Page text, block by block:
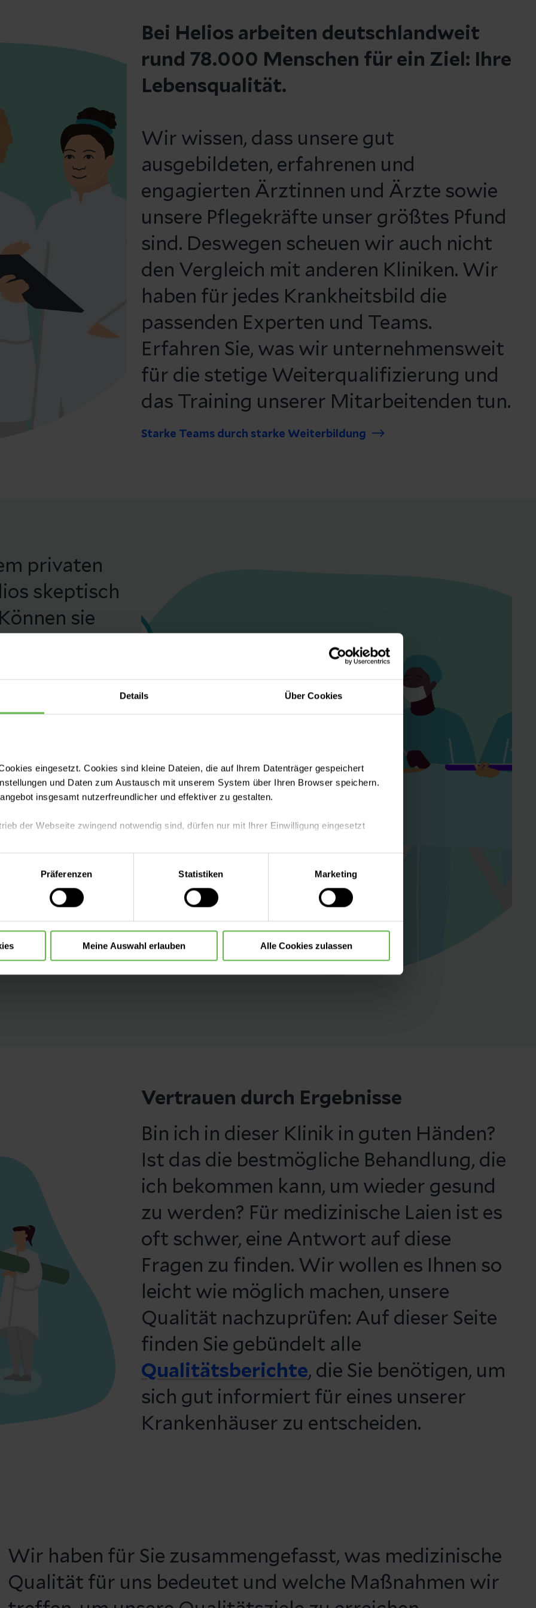
Details Über Cookies
eingesetzt. Cookies sind kleine Dateien, die auf Ihrem Datenträger gespeichert
und Daten zum Austausch mit unserem System über Ihren Browser speichern.
insgesamt nutzerfreundlicher und effektiver zu gestalten.
der Webseite zwingend notwendig sind, dürfen nur mit Ihrer Einwilligung eingesetzt
mit nur den notwendigen Cookies zu benutzen, eine individuelle Auswahl hinsichtlich der
treffen oder durch Auswahl von „Alle Cookies akzeptieren“ in die Verwendung aller Cookies
können Sie jederzeit ändern oder widerrufen.
Präferenzen Statistiken Marketing
Meine Auswahl erlauben Alle Cookies zulassen
Bei Helios arbeiten deutschlandweit
rund 78.000 Menschen für ein Ziel: Ihre
Lebensqualität.
Wir wissen, dass unsere gut
ausgebildeten, erfahrenen und
engagierten Ärztinnen und Ärzte sowie
unsere Pflegekräfte unser größtes Pfund
sind. Deswegen scheuen wir auch nicht
den Vergleich mit anderen Kliniken. Wir
haben für jedes Krankheitsbild die
passenden Experten und Teams.
Erfahren Sie, was wir unternehmensweit
für die stetige Weiterqualifizierung und
das Training unserer Mitarbeitenden tun.
Starke Teams durch starke Weiterbildung
privaten
skeptisch
sie
Jahre
von
gemacht
deutscher
wir in
Sicherheit
Vertrauen durch Ergebnisse
Bin ich in dieser Klinik in guten Händen?
Ist das die bestmögliche Behandlung, die
ich bekommen kann, um wieder gesund
zu werden? Für medizinische Laien ist es
oft schwer, eine Antwort auf diese
Fragen zu finden. Wir wollen es Ihnen so
leicht wie möglich machen, unsere
Qualität nachzuprüfen: Auf dieser Seite
finden Sie gebündelt alle
Qualitätsberichte, die Sie benötigen, um
sich gut informiert für eines unserer
Krankenhäuser zu entscheiden.
Wir haben für Sie zusammengefasst, was medizinische
Qualität für uns bedeutet und welche Maßnahmen wir